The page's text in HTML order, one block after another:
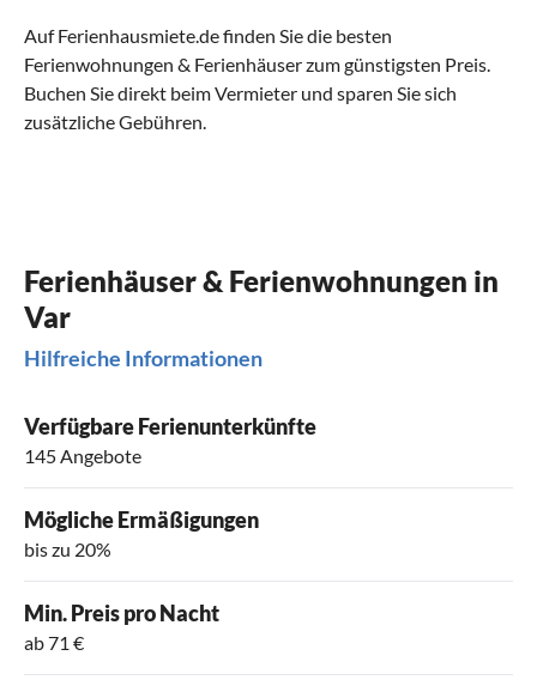
Auf Ferienhausmiete.de finden Sie die besten
Ferienwohnungen & Ferienhäuser zum günstigsten Preis.
Buchen Sie direkt beim Vermieter und sparen Sie sich
zusätzliche Gebühren.
Ferienhäuser & Ferienwohnungen in
Var
Hilfreiche Informationen
Verfügbare Ferienunterkünfte
145 Angebote
Mögliche Ermäßigungen
bis zu 20%
Min. Preis pro Nacht
ab 71 €